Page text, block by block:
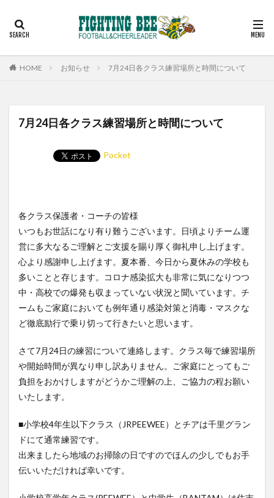
HOME お知らせ 7月24日各クラス練習場所と時間について
7月24日各クラス練習場所と時間について
Pocket
各クラス保護者・コーチの皆様
いつもお世話になり有り難うございます。日頃よりチーム運
営に多大なるご理解とご支援を賜り厚く御礼申し上げます。
心より感謝申し上げます。夏本番、今日から夏休みの学校も
多いことと存じます。コロナ感染拡大も非常に気になりつつ
中・高校での爆発も収まっていない状況と聞いています。チ
ームもご家庭においても例年通り感染対策と消毒・マスクな
ど徹底励行で乗り切って行きたいと思います。
さて7月24日の練習について連絡します。クラス毎で練習場所
や開始時間が異なり申し訳ありません。ご家庭にとってもご
負担をおかけしますがどうかご理解の上、ご協力の程お願い
いたします。
■小学校4年生以下クラス（JRPEEWEE）とチアは千里グラン
ドにて通常練習です。
出来ましたら地域のお掃除の日ですのでほんの少しでもお手
伝いいただければ幸いです。
カテゴリー